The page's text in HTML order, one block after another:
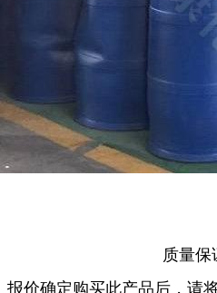
质量保
报价确定购买此产品后，请